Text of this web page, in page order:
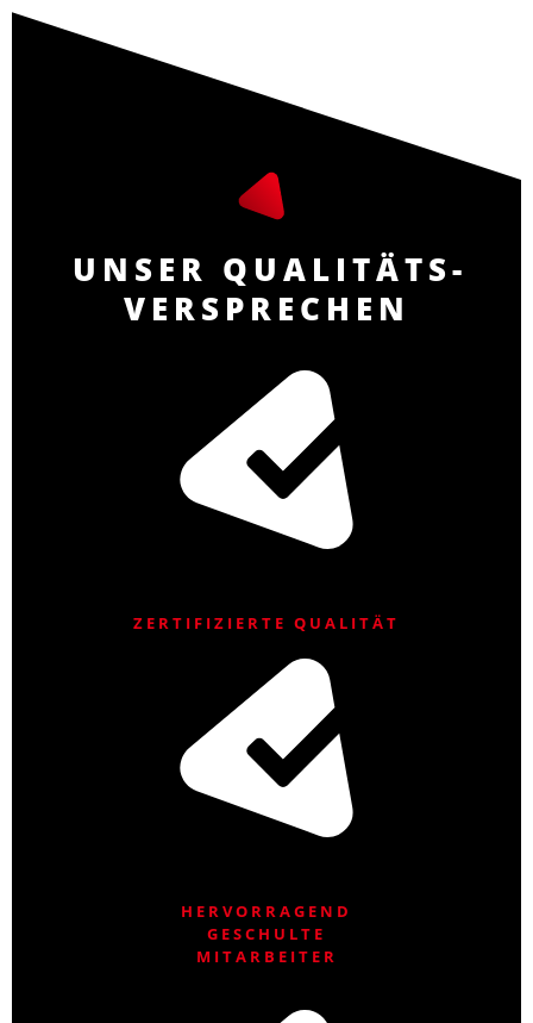
UNSER QUALI­TÄTS­
VERS­PRECHEN
ZERTIFIZIERTE QUALITÄT
HERVORRAGEND
GESCHULTE
MITARBEITER